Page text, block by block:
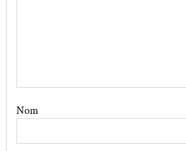
Nom